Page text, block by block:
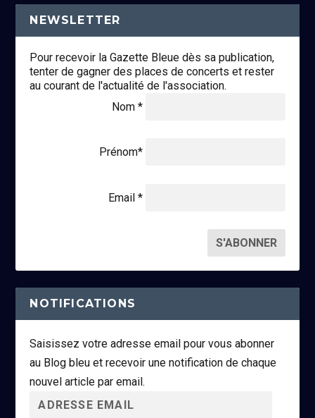
NEWSLETTER
Pour recevoir la Gazette Bleue dès sa publication,
tenter de gagner des places de concerts et rester
au courant de l'actualité de l'association.
Nom *
Prénom*
Email *
NOTIFICATIONS
Saisissez votre adresse email pour vous abonner
au Blog bleu et recevoir une notification de chaque
nouvel article par email.